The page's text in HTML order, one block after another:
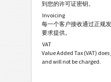
到您的许可证密钥。
Invoicing
每一个客户接收通过正规
要求提供。
VAT
Value Added Tax (VAT) does
and will not be charged.